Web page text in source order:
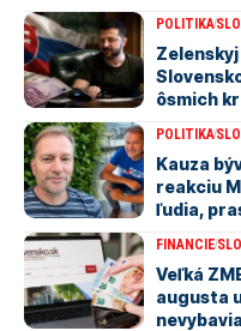
POLITIKA
ôsmich
POLITIKA
Kauza
reakciu
ľudia,
FINANCIE
Veľká
augusta
nevybavia